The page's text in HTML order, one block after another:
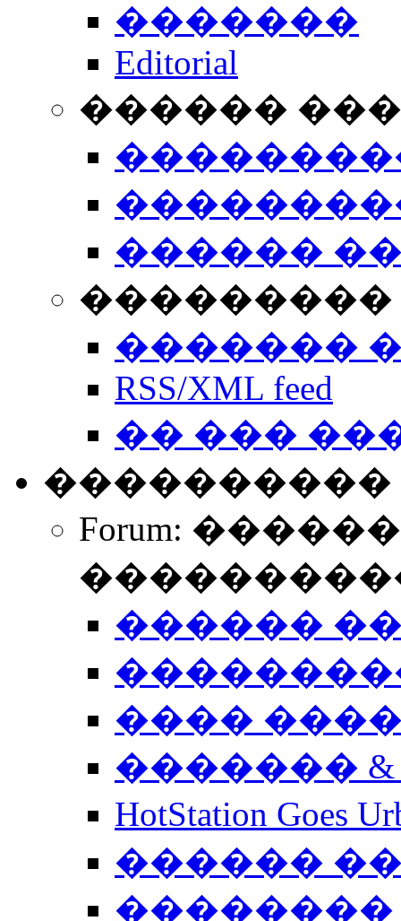
�������
Editorial
������
������
���������
�������
RSS/XML feed
�� ���
����������
Forum:
������
����
�������
HotStation
������
��������